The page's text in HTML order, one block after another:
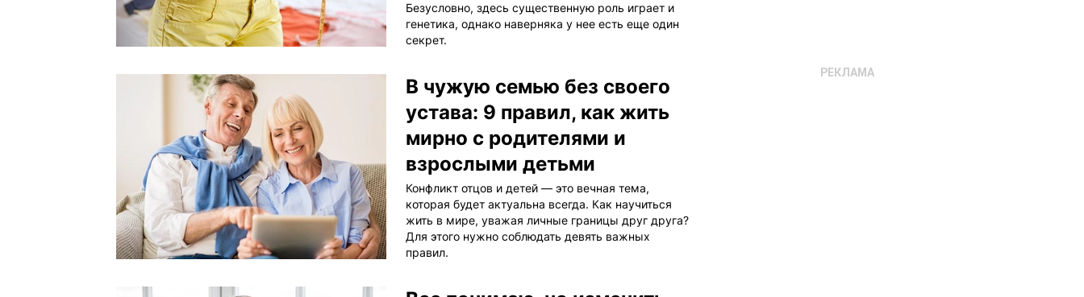
Безусловно, здесь существенную роль играет и
генетика, однако наверняка у нее есть еще один
секрет.
В чужую семью без своего
устава: 9 правил, как жить
мирно с родителями и
взрослыми детьми
Конфликт отцов и детей — это вечная тема,
которая будет актуальна всегда. Как научиться
жить в мире, уважая личные границы друг друга?
Для этого нужно соблюдать девять важных
правил.